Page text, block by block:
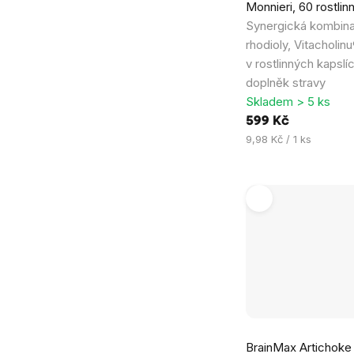
Monnieri, 60
Synergická
rhodioly,
v rostlinných
doplněk stravy
Skladem > 5 ks
599 Kč
Měrná
9,98 Kč / 1 ks
BrainMax